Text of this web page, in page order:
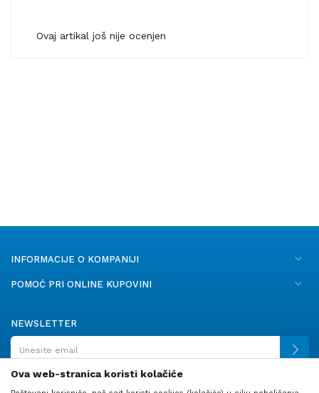
Ovaj artikal još nije ocenjen
INFORMACIJE O KOMPANIJI
POMOĆ PRI ONLINE KUPOVINI
NEWSLETTER
Ova web-stranica koristi kolačiće